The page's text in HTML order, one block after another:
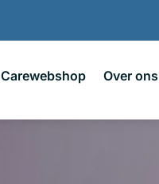
Carewebshop Over ons